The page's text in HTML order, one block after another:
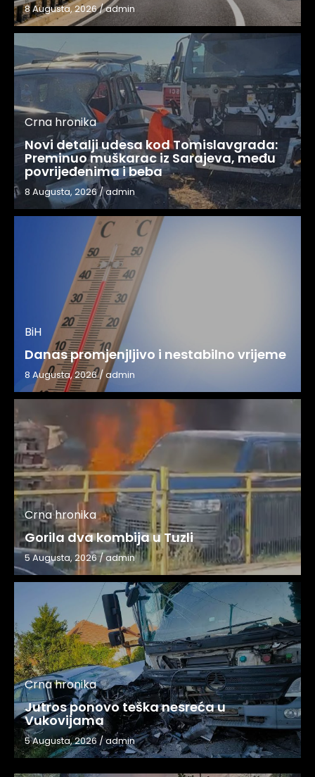
8 Augusta, 2026/admin
Crna hronika
Novi detalji udesa kod Tomislavgrada:
Preminuo muškarac iz Sarajeva, među
povrijeđenima i beba
8 Augusta, 2026/admin
BiH
Danas promjenjljivo i nestabilno vrijeme
8 Augusta, 2026/admin
Crna hronika
Gorila dva kombija u Tuzli
5 Augusta, 2026/admin
Crna hronika
Jutros ponovo teška nesreća u
Vukovijama
5 Augusta, 2026/admin